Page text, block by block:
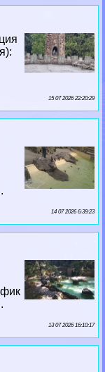
15 07 2026 22:20:29
14 07 2026 6:39:23
13 07 2026 16:10:17